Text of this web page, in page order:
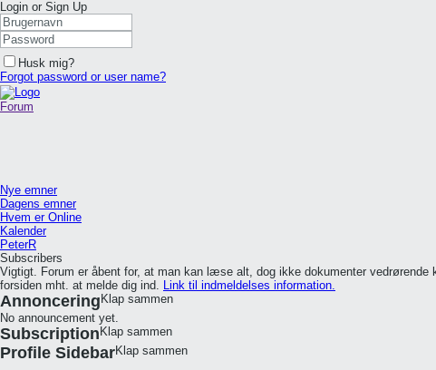
Login or Sign Up
Husk mig?
Forgot password or user name?
Forum
Nye emner
Dagens emner
Hvem er Online
Kalender
PeterR
Subscribers
Vigtigt. Forum er åbent for, at man kan læse alt, dog ikke dokumenter
forsiden mht. at melde dig ind. Link til indmeldelses information.
Annoncering Klap sammen
No announcement yet.
Subscription Klap sammen
Profile SidebarKlap sammen